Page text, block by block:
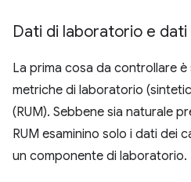
Dati di laboratorio e
La prima cosa da controllare è
metriche di laboratorio
(RUM). Sebbene sia naturale
RUM esaminino solo i dati dei
un componente di laboratorio.